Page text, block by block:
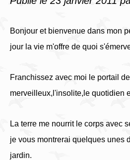
Bonjour et bienvenue dans mon
jour la vie m'offre de quoi
Franchissez avec moi le portail
merveilleux,l'insolite,le quotidien
La terre me nourrit le corps avec
je vous montrerai quelques unes
jardin.